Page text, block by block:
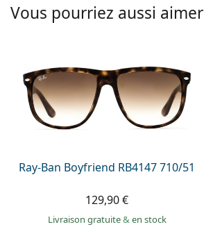
Marc Jacobs
Prada
Toutes les marques
02 446 01 11
Vous pourriez aussi aimer
Ray-Ban Boyfriend RB4147 710/51
129,90 €
Livraison gratuite& en stock